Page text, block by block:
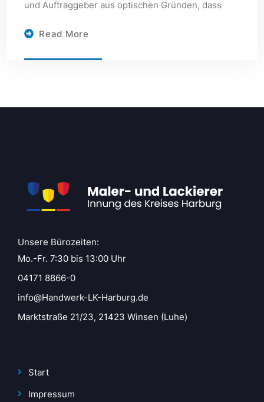
und Auftraggeber aus optischen Gründen, dass
Read More
Unsere Bürozeiten:
Mo.-Fr. 7:30 bis 13:00 Uhr
04171 8866-0
info@Handwerk-LK-Harburg.de
Marktstraße 21/23, 21423 Winsen (Luhe)
Start
Impressum